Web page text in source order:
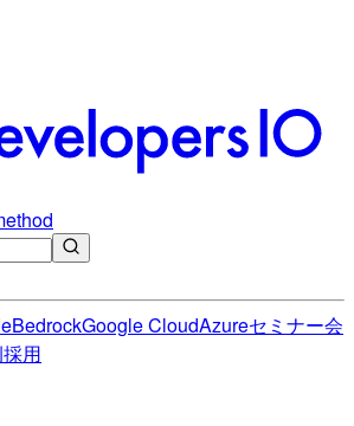
BedrockGoogle CloudAzureセミナー会
採用